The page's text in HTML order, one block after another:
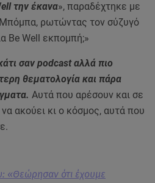
την έκανα», παραδέχτηκε με
Μπόμπα, ρωτώντας τον σύζυγό
Be Well εκπομπή;»
σαν podcast αλλά πιο
θεματολογία και πάρα
Αυτά που αρέσουν και σε
ακούει κι ο κόσμος, αυτά που
«Θεώρησαν ότι έχουμε